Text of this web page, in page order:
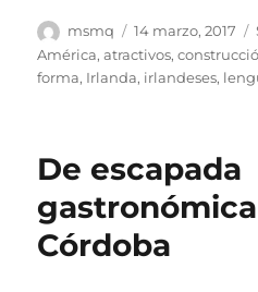
Autor
msmq
Publicado
el
14 marzo, 2017
América,atractivos,
forma, Irlanda, irlandeses,
De escapada
Córdoba